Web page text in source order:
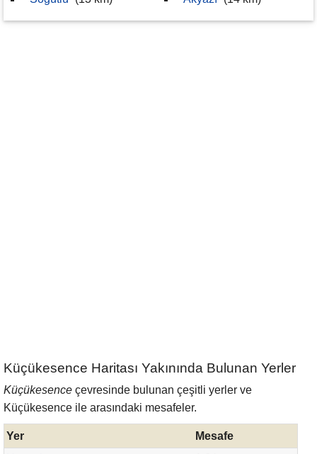
Küçükesence Haritası Yakınında Bulunan Yerler
Küçükesence çevresinde bulunan çeşitli yerler ve
Küçükesence ile arasındaki mesafeler.
Yer
Mesafe